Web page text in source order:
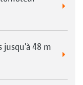
jusqu'à 48 m